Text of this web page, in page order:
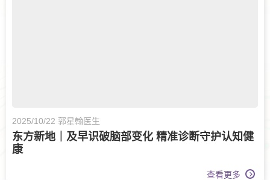
2025/10/22 郭星翰医生
东方新地｜及早识破脑部变化 精准诊断守护认知健
康
查看更多